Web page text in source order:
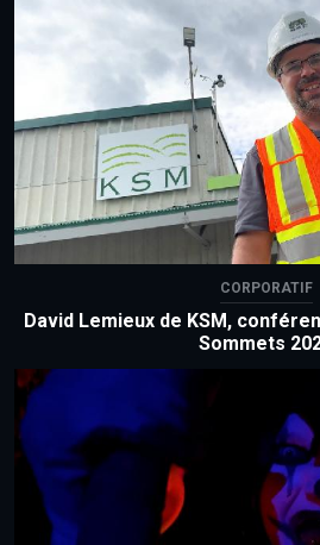
CORPORATIF
David Lemieux de KSM,
Sommets